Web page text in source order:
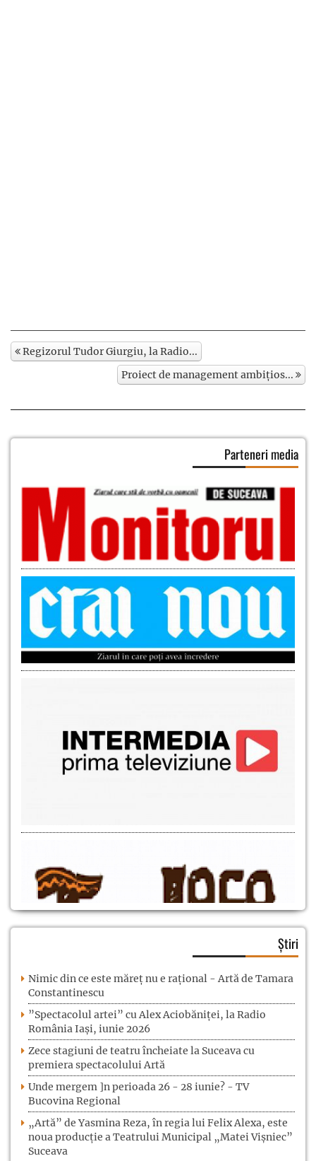
Regizorul Tudor Giurgiu, la Radio...
Proiect de management ambițios...
Parteneri media
Știri
Nimic din ce este măreț nu e rațional - Artă de Tamara
Constantinescu
”Spectacolul artei” cu Alex Aciobăniței, la Radio
România Iași, iunie 2026
Zece stagiuni de teatru încheiate la Suceava cu
premiera spectacolului Artă
Unde mergem ]n perioada 26 - 28 iunie? - TV
Bucovina Regional
„Artă” de Yasmina Reza, în regia lui Felix Alexa, este
noua producție a Teatrului Municipal „Matei Vișniec”
Suceava